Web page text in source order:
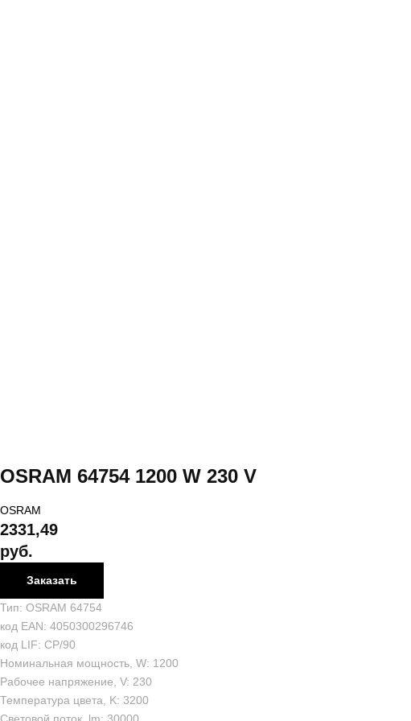
OSRAM 64754 1200 W 230 V
OSRAM
2331,49
руб.
Заказать
Тип: OSRAM 64754
код EAN: 4050300296746
код LIF: CP/90
Номинальная мощность, W: 1200
Рабочее напряжение, V: 230
Температура цвета, K: 3200